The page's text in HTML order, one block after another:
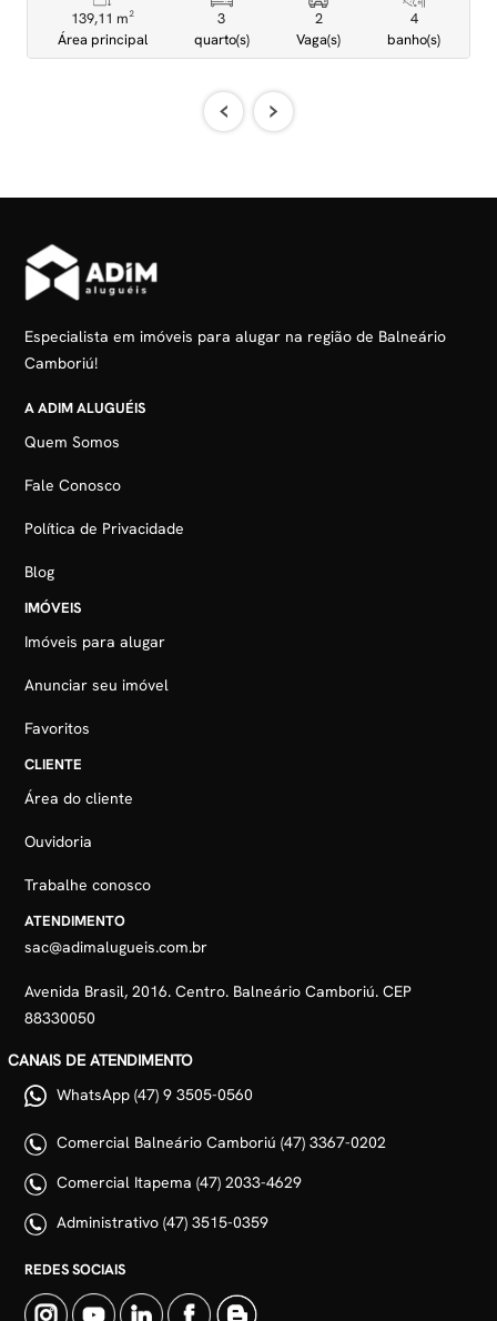
139,11 m²
Área principal
3
quarto(s)
2
Vaga(s)
4
banho(s)
‹ ›
Especialista em imóveis para alugar na região de Balneário
Camboriú!
A ADIM ALUGUÉIS
Quem Somos
Fale Conosco
Política de Privacidade
Blog
IMÓVEIS
Imóveis para alugar
Anunciar seu imóvel
Favoritos
CLIENTE
Área do cliente
Ouvidoria
Trabalhe conosco
ATENDIMENTO
sac@adimalugueis.com.br
Avenida Brasil, 2016. Centro. Balneário Camboriú. CEP
88330050
CANAIS DE ATENDIMENTO
WhatsApp (47) 9 3505-0560
Comercial Balneário Camboriú (47) 3367-0202
Comercial Itapema (47) 2033-4629
Administrativo (47) 3515-0359
REDES SOCIAIS